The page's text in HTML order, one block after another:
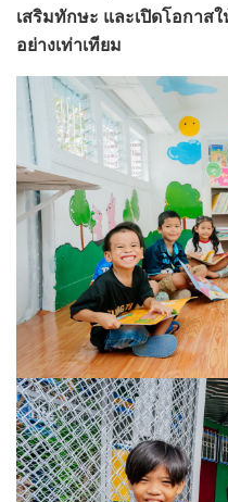
เสริมทักษะ และเปิดโอกาส
อย่างเท่าเทียม